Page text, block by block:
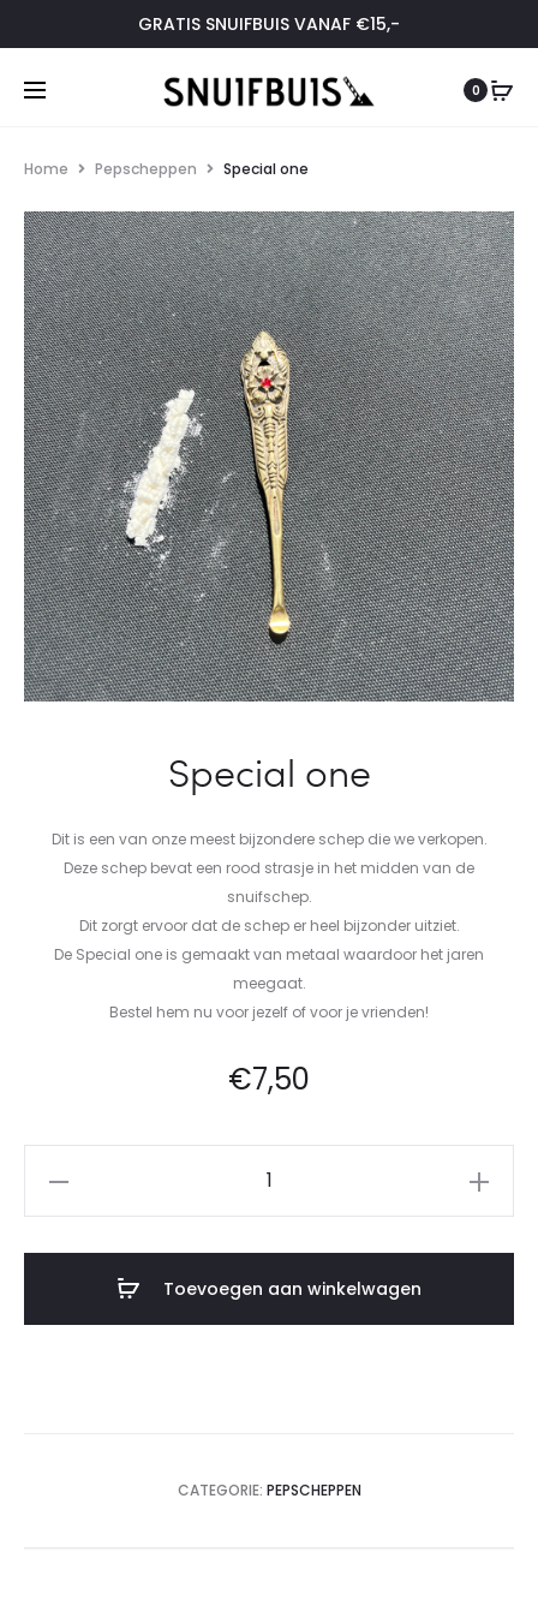
GRATIS SNUIFBUIS VANAF €15,-
0
Home Pepscheppen Special one
Special one
Dit is een van onze meest bijzondere schep die we verkopen.
Deze schep bevat een rood strasje in het midden van de
snuifschep.
Dit zorgt ervoor dat de schep er heel bijzonder uitziet.
De Special one is gemaakt van metaal waardoor het jaren
meegaat.
Bestel hem nu voor jezelf of voor je vrienden!
€7,50
Toevoegen aan winkelwagen
CATEGORIE: PEPSCHEPPEN